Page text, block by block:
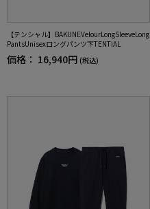
【テンシャル】BAKUNEVelourLongSleeveLong
PantsUnisexロングパンツ下TENTIAL
価格： 16,940円 (税込)